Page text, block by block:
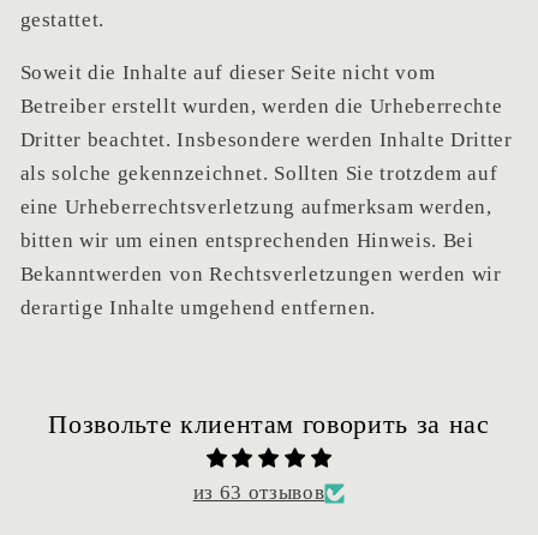
gestattet.
Soweit die Inhalte auf dieser Seite nicht vom
Betreiber erstellt wurden, werden die Urheberrechte
Dritter beachtet. Insbesondere werden Inhalte Dritter
als solche gekennzeichnet. Sollten Sie trotzdem auf
eine Urheberrechtsverletzung aufmerksam werden,
bitten wir um einen entsprechenden Hinweis. Bei
Bekanntwerden von Rechtsverletzungen werden wir
derartige Inhalte umgehend entfernen.
Позвольте клиентам говорить за нас
из 63 отзывов